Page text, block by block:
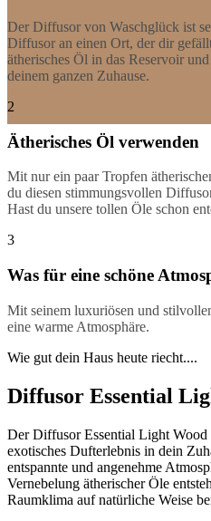
Der Diffusor von Waschglück ist
Diffusor an einen Ort, der dir
ätherisches Öl in das Reservoir
deinem ganzen Zuhause.
2
Ätherisches Öl verwenden
Mit nur ein paar Tropfen
du diesen stimmungsvollen
Hast du unsere tollen Öle schon
3
Was für eine schöne
Mit seinem luxuriösen und
eine warme Atmosphäre.
Wie gut dein Haus heute riecht....
Diffusor Essential
Der Diffusor Essential Light
exotisches Dufterlebnis in dein
entspannte und angenehme
Vernebelung ätherischer Öle
Raumklima auf natürliche Weise